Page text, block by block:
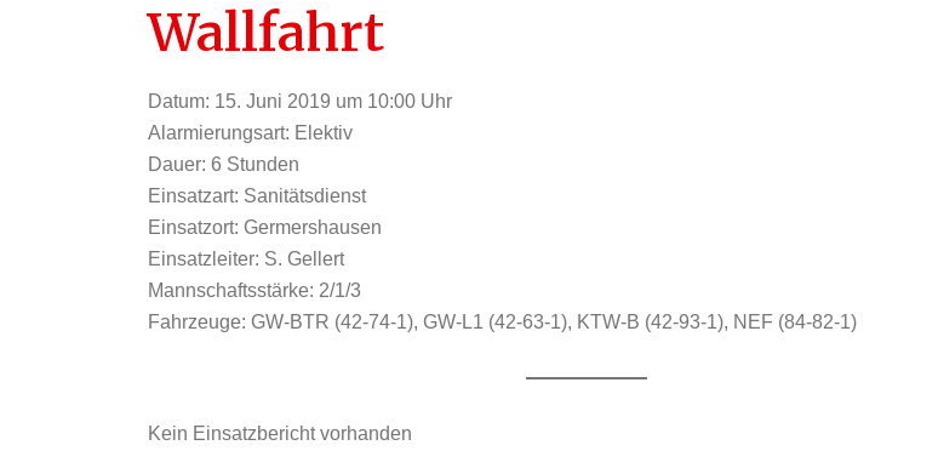
Wallfahrt
Datum: 15. Juni 2019 um 10:00 Uhr
Alarmierungsart: Elektiv
Dauer: 6 Stunden
Einsatzart: Sanitätsdienst
Einsatzort: Germershausen
Einsatzleiter: S. Gellert
Mannschaftsstärke: 2/1/3
Fahrzeuge: GW-BTR (42-74-1), GW-L1 (42-63-1), KTW-B (42-93-1), NEF (84-82-1)
Kein Einsatzbericht vorhanden